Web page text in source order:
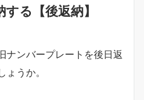
る【後返納】
ナンバープレートを後日返
うか。